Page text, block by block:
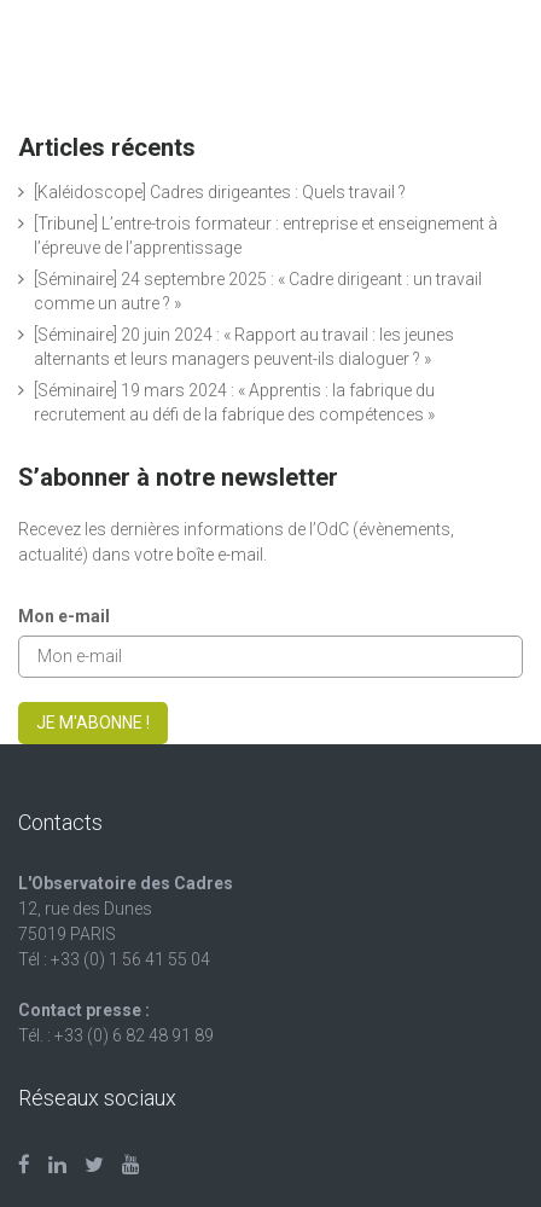
Articles récents
[Kaléidoscope] Cadres dirigeantes : Quels travail ?
[Tribune] L’entre-trois formateur : entreprise et enseignement à
l’épreuve de l’apprentissage
[Séminaire] 24 septembre 2025 : « Cadre dirigeant : un travail
comme un autre ? »
[Séminaire] 20 juin 2024 : « Rapport au travail : les jeunes
alternants et leurs managers peuvent-ils dialoguer ? »
[Séminaire] 19 mars 2024 : « Apprentis : la fabrique du
recrutement au défi de la fabrique des compétences »
S’abonner à notre newsletter
Recevez les dernières informations de l’OdC (évènements,
actualité) dans votre boîte e-mail.
Mon e-mail
JE M'ABONNE !
Contacts
L'Observatoire des Cadres
12, rue des Dunes
75019 PARIS
Tél : +33 (0) 1 56 41 55 04
Contact presse :
Tél. : +33 (0) 6 82 48 91 89
Réseaux sociaux